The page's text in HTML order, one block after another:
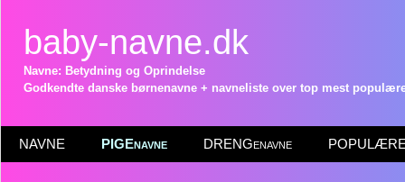
baby-navne.dk
Navne: Betydning og Oprindelse
Godkendte danske børnenavne + navneliste over top mest
NAVNE PIGEnavne DRENGenavne POPULÆRE